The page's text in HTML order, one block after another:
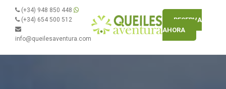
(+34) 948 850 448
(+34) 654 500 512
info@queilesaventura.com
RESERVA
AHORA